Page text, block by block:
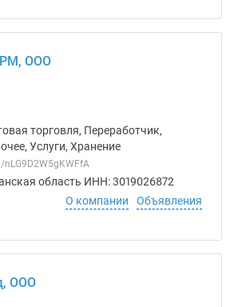
ООО
торговля, Переработчик,
Услуги, Хранение
область ИНН: 3019026872
О компании
Объявления
ООО